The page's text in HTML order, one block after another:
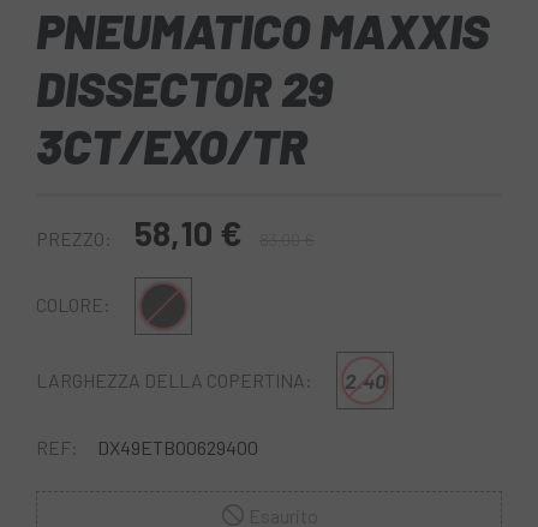
PNEUMATICO MAXXIS
DISSECTOR 29
3CT/EXO/TR
PREZZO: 58,10 €
COLORE: Nero
LARGHEZZA DELLA COPERTINA: 2.40
REF: DX49ETB00629400